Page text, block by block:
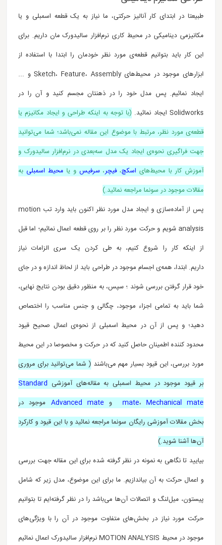
طبیعتا در ابتدای کار آنالیز حرکتی، ما نیاز به یک قطعه اسمبلی و یا
مکانیزمی دینامیکی در محیط کاری نرم‌افزار سالیدورک مان داریم. برای
این کار باید بتوانیم قطعه‌ی مورد نظر خودمان را ابتدا با استفاده از
ابزارهای موجود در محیط‌های Sketch، Feature، Assembly و ...
ایجاد نمائیم. پس مدل خود را در ذهنتان مجسم کنید و آن را در
Solidworks ایجاد نمائید.
(با توجه به اینکه طراحی و ایجاد مکانیزم یا
قطعه‌ی مورد نظر، مرتبط با موضوع این مقاله نمی‌باشد؛ شما می‌توانید
جهت فراگیری نحوه‌ی ایجاد یک مدل سه‌بعدی در نرم‌افزار سالیدورک و
آموزش کار با محیط‌های اسکچ،فیچر، سرفیسو یا محیط اسمبلی به
مقالات موجود در سونما مراجعه نمائید.)
پس از آماده‌سازی و ایجاد مدل مورد نظر اکنون باید وارد تب motion
analysis شویم و حرکت مورد نظر را بر روی قطعه اعمال نمائیم؛ اما قبل
از اینکه کار را شروع کنیم، به طی کردن یک سری الزامات نیاز
داریم. ابتدا، همه‌ی اجسام موجود در طراحی باید از لحاظ اندازه و در جای
خود قرار گرفتن بررسی شوند ؛ سپس، به منظور دقیق بودن نتایج نهایی،
شما باید به تمامی اجزاء موجود، چگالی و جنس‌ مناسب را اختصاص
دهید؛ و پس از آن در محیط اسمبلی از نحوه‌ی اعمال صحیح قیود
محدود کننده اطمینان حاصل کنید که در حرکت و مخصوصا در این محیط
مورد بررسی، این قیود بسیار مهم می‌باشند ( شما می‌توانید برای مروری
بر قیود موجود در محیط اسمبلی به مقاله‌های آموزشی Standard
mate، Mechanical mate و Advanced mate موجود در
بخش مقالات آموزشی رایگان سونما مراجعه نمائید و با این قیود و کارکرد
آن‌ها آشنا شوید.)
بیایید تا نگاهی به نمونه در نظر گرفته شده برای این مقاله جهت بررسی
و اعمال حرکت‌ به آن بیاندازیم. ما برای این موضوع، مدل زیر که شامل
پیستون، میل‌لنگ و اتصالات آن‌ها می‌باشد را در نظر گرفته‌ایم تا بتوانیم
حرکت مورد نیاز در بخش‌های متفاوت موجود در آن را با ویژگی‌های
موجود در محیط MOTION ANALYSIS نرم‌افزار سالیدورک اعمال نمائیم